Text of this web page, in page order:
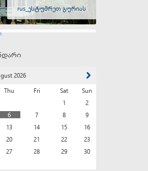
rus_ესტუმრეთ გურიას
rus_სასარგებლო ბმულები
2026
Thu Fri Sat
Sun
1
2
6 7 8
9
13 14 15
16
20 21 22
23
27 28 29
30